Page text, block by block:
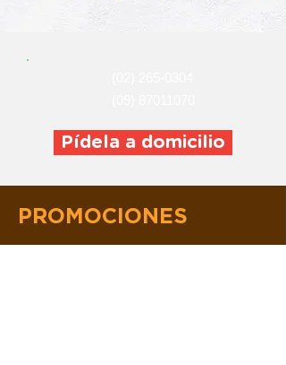
Pídela a domicilio
PROMOCIONES